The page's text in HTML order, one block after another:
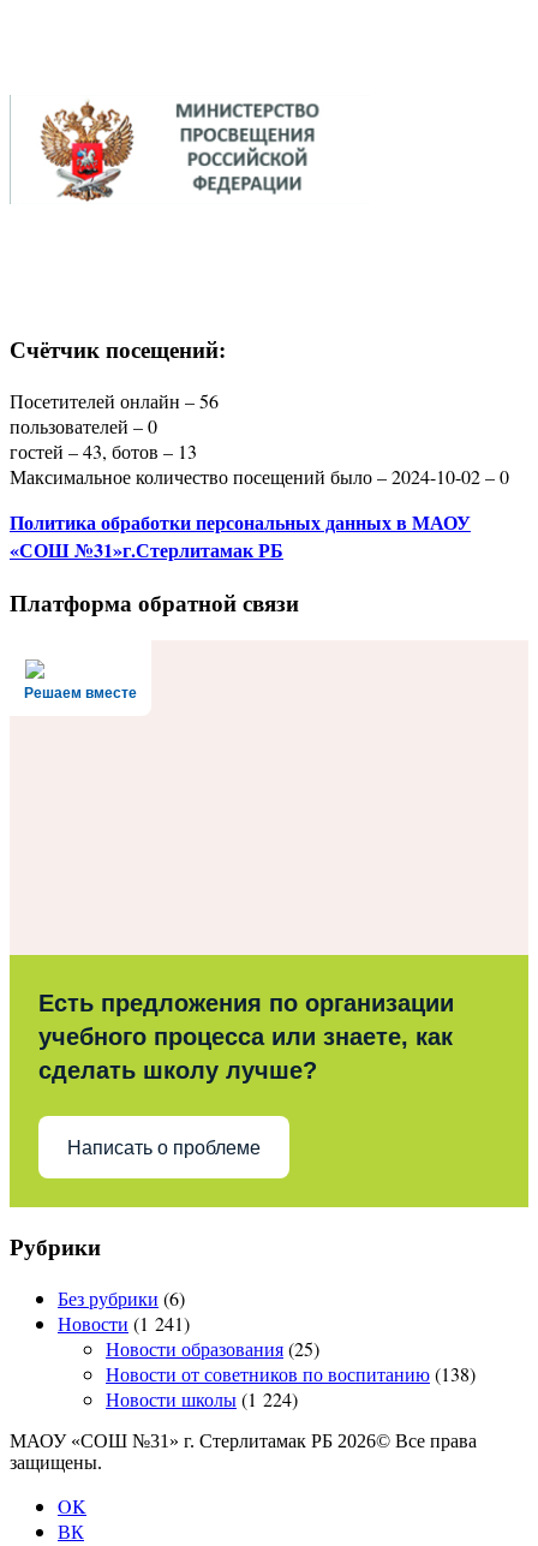
Счётчик посещений:
Посетителей онлайн – 56
пользователей – 0
гостей – 43, ботов – 13
Максимальное количество посещений было – 2024-10-02 – 0
Политикаобработки персональных данныхв МАОУ
«СОШ №31»г.Стерлитамак РБ
Платформа обратной связи
Решаем вместе
Есть предложения по организации
учебного процесса или знаете, как
сделать школу лучше?
Написать о проблеме
Рубрики
Без рубрики (6)
Новости (1 241)
Новости образования(25)
Новости от советников по воспитанию(138)
Новости школы(1 224)
МАОУ «СОШ №31» г. Стерлитамак РБ 2026© Все права
защищены.
OK
ВК